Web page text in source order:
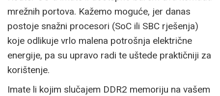
mrežnih portova. Kažemo moguće, jer danas
postoje snažni procesori (SoC ili SBC rješenja)
koje odlikuje vrlo malena potrošnja električne
energije, pa su upravo radi te uštede praktičniji za
korištenje.
Imate li kojim slučajem DDR2 memoriju na vašem